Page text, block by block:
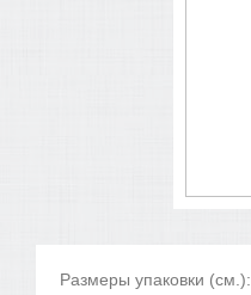
Размеры упаковки (см.):